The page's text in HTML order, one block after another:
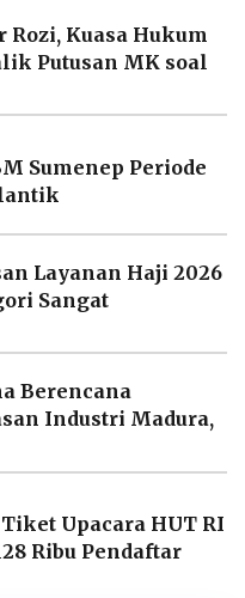
Kuasa Hukum
Putusan MK soal
Sumenep Periode
Layanan Haji 2026
Sangat
Berencana
Industri Madura,
Upacara HUT RI
Ribu Pendaftar